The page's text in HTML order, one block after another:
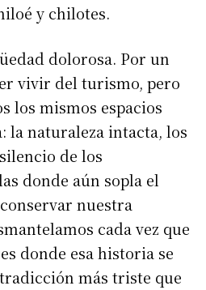
y chilotes.
dolorosa. Por un
vivir del turismo, pero
los mismos espacios
la naturaleza intacta, los
de los
donde aún sopla el
nuestra
cada vez que
donde esa historia se
más triste que